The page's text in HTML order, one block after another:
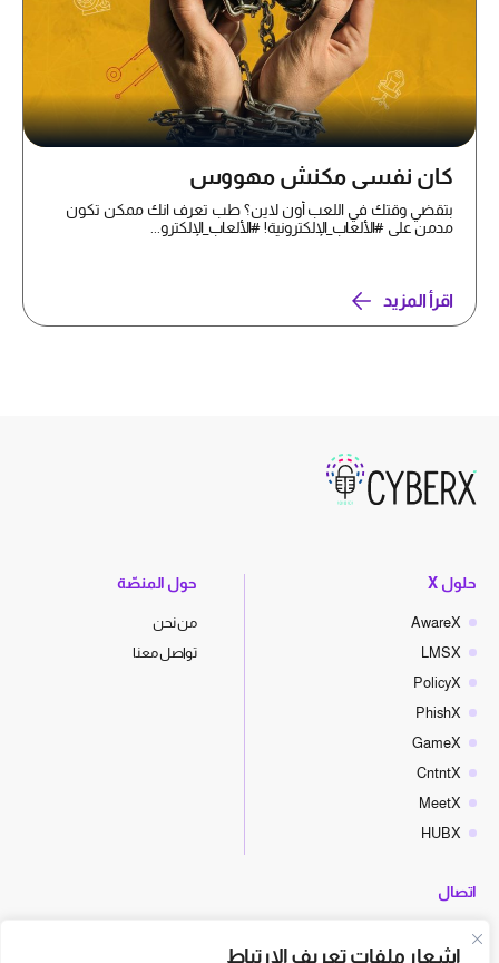
إشعار ملفات تعريف الارتباط
كان نفسي مكنش مهووس
بتقضي وقتك في اللعب أون لاين؟ طب تعرف انك ممكن تكون
مدمن على #الألعاب_الإلكترونية! #الألعاب_الإلكترو...
اقرأ المزيد
حلول X
AwareX
LMSX
PolicyX
PhishX
GameX
CntntX
MeetX
HUBX
حول المنصّة
من نحن
تواصل معنا
اتصال
hello@cyberx.world